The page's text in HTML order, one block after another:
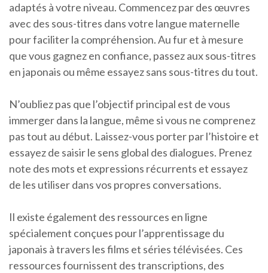
adaptés à votre niveau. Commencez par des œuvres
avec des sous-titres dans votre langue maternelle
pour faciliter la compréhension. Au fur et à mesure
que vous gagnez en confiance, passez aux sous-titres
en japonais ou même essayez sans sous-titres du tout.
N’oubliez pas que l’objectif principal est de vous
immerger dans la langue, même si vous ne comprenez
pas tout au début. Laissez-vous porter par l’histoire et
essayez de saisir le sens global des dialogues. Prenez
note des mots et expressions récurrents et essayez
de les utiliser dans vos propres conversations.
Il existe également des ressources en ligne
spécialement conçues pour l’apprentissage du
japonais à travers les films et séries télévisées. Ces
ressources fournissent des transcriptions, des